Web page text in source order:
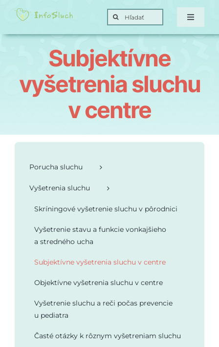
content
Toggle
O nás
Podporte nás
Search
for:
Subjektívne
vyšetrenia sluchu
v centre
Porucha sluchu
Vyšetrenia sluchu
Skríningové vyšetrenie sluchu v pôrodnici
Vyšetrenie stavu a funkcie vonkajšieho
a stredného ucha
Subjektívne vyšetrenia sluchu v centre
Objektívne vyšetrenia sluchu v centre
Vyšetrenie sluchu a reči počas prevencie
u pediatra
Časté otázky k rôznym vyšetreniam sluchu